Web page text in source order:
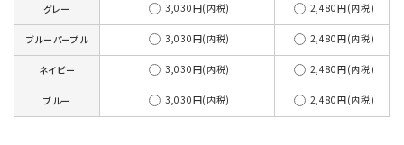
グレー 3,030円(内税) 2,480円(内税)
ブルーパープル 3,030円(内税) 2,480円(内税)
ネイビー 3,030円(内税) 2,480円(内税)
ブルー 3,030円(内税) 2,480円(内税)